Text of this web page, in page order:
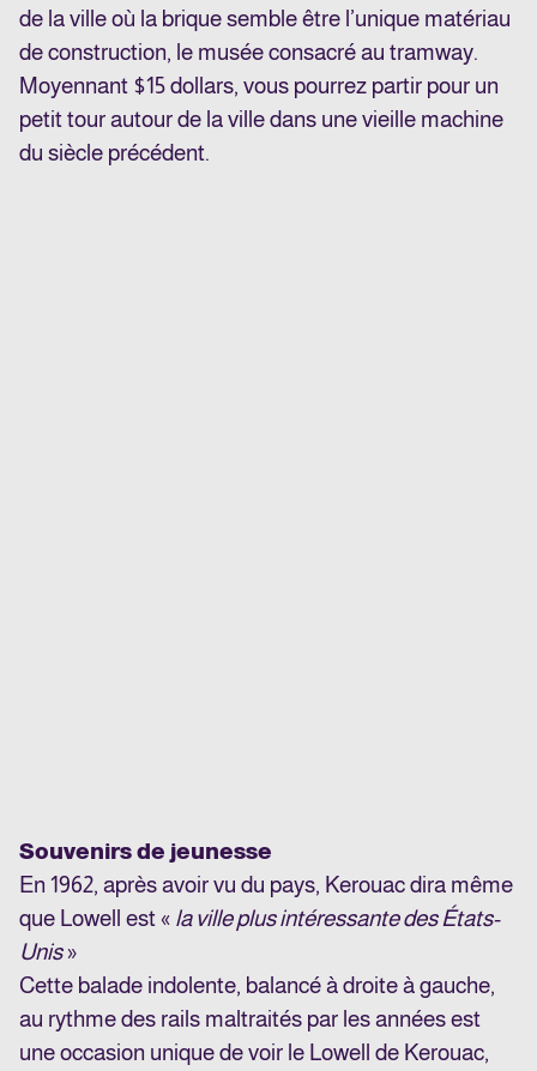
de la ville où la brique semble être l’unique matériau
de construction, le musée consacré au tramway.
Moyennant $15 dollars, vous pourrez partir pour un
petit tour autour de la ville dans une vieille machine
du siècle précédent.
Souvenirs de jeunesse
En 1962, après avoir vu du pays, Kerouac dira même
que Lowell est « la ville plus intéressante des États-
Unis»
Cette balade indolente, balancé à droite à gauche,
au rythme des rails maltraités par les années est
une occasion unique de voir le Lowell de Kerouac,